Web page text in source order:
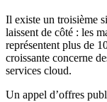
Il existe un troisième
laissent de côté : les
représentent plus de
croissante concerne
services cloud.
Un appel d’offres